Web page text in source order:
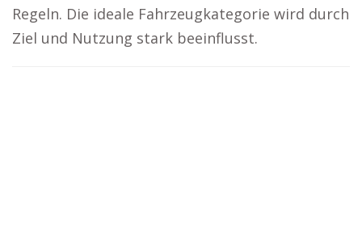
Regeln. Die ideale Fahrzeugkategorie wird durch
Ziel und Nutzung stark beeinflusst.